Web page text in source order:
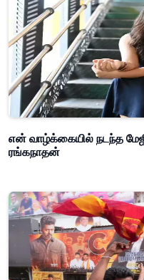
என் வாழ்க்கையில் நடந்த
ரங்கநாதன்